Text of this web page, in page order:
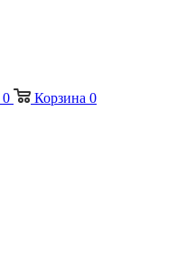
0 Корзина 0